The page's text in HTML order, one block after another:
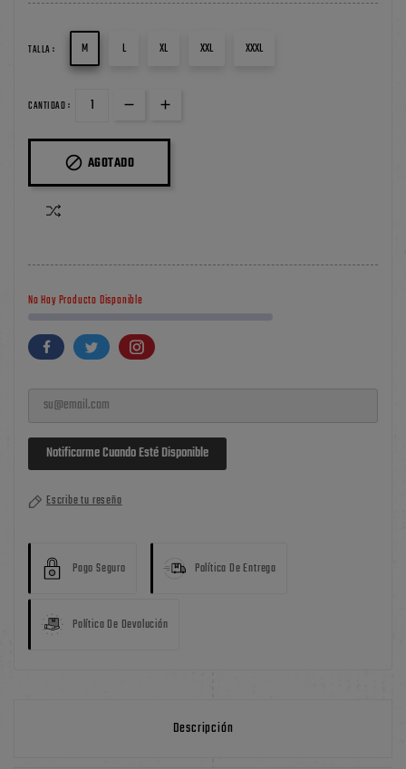
TALLA : M L XL XXL XXXL
CANTIDAD :
 AGOTADO
No Hay Producto Disponible
Notificarme Cuando Esté Disponible
Escribe tu reseña
Pago Seguro Política De Entrega
Política De Devolución
Descripción